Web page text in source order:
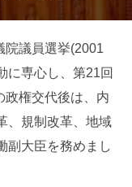
院議員選挙(2001
に専心し、第21回
政権交代後は、内
、規制改革、地域
副大臣を務めまし